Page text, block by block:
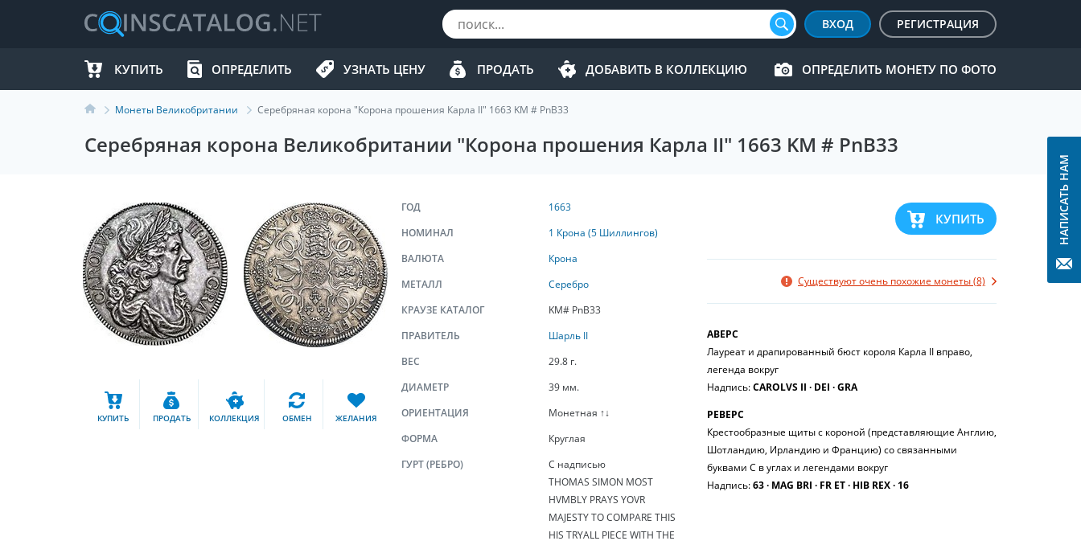
ВХОД РЕГИСТРАЦИЯ
КУПИТЬ ОПРЕДЕЛИТЬ УЗНАТЬ ЦЕНУ ПРОДАТЬ ДОБАВИТЬ В КОЛЛЕКЦИЮ ОПРЕДЕЛИТЬ МОНЕТУ ПО ФОТО
Монеты Великобритании Серебряная корона "Корона прошения Карла II" 1663 KM # PnB33
Серебряная корона Великобритании "Корона прошения Карла II" 1663 KM # PnB33
КУПИТЬ ПРОДАТЬ КОЛЛЕКЦИЯ ОБМЕН ЖЕЛАНИЯ
КУПИТЬ
Существуют очень похожие монеты (8)
АВЕРС
Лауреат и драпированный бюст короля Карла II вправо,
легенда вокруг
Надпись:CAROLVS II ∙ DEI ∙ GRA
РЕВЕРС
Крестообразные щиты с короной (представляющие Англию,
Шотландию, Ирландию и Францию) со связанными
буквами C в углах и легендами вокруг
Надпись:63 ∙ MAG BRI ∙ FR ET ∙ HIB REX ∙ 16
ГОД
1663
НОМИНАЛ
1 Крона (5 Шиллингов)
ВАЛЮТА
Крона
МЕТАЛЛ
Серебро
КРАУЗЕ КАТАЛОГ
KM# PnB33
ПРАВИТЕЛЬ
Шарль II
ВЕС
29.8 г.
ДИАМЕТР
39 мм.
ОРИЕНТАЦИЯ
Монетная ↑↓
ФОРМА
Круглая
ГУРТ (РЕБРО)
С надписью
THOMAS SIMON MOST
HVMBLY PRAYS YOVR
MAJESTY TO COMPARE THIS
HIS TRYALL PIECE WITH THE
НАПИСАТЬ НАМ